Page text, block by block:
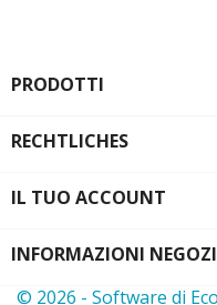
PRODOTTI
RECHTLICHES
IL TUO ACCOUNT
INFORMAZIONI
© 2026 - Software di